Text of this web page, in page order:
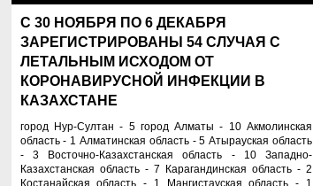
С 30 НОЯБРЯ ПО 6 ДЕКАБРЯ
ЗАРЕГИСТРИРОВАНЫ 54 СЛУЧАЯ С
ЛЕТАЛЬНЫМ ИСХОДОМ ОТ
КОРОНАВИРУСНОЙ ИНФЕКЦИИ В
КАЗАХСТАНЕ
город Нур-Султан - 5 город Алматы - 10 Акмолинская
область - 1 Алматинская область - 5 Атырауская область
- 3 Восточно-Казахстанская область - 10 Западно-
Казахстанская область - 7 Карагандинская область - 2